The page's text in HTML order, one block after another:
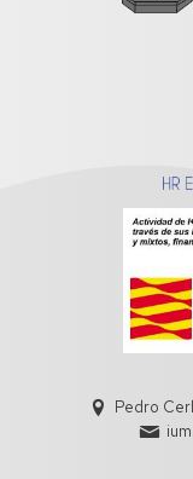
Pedro